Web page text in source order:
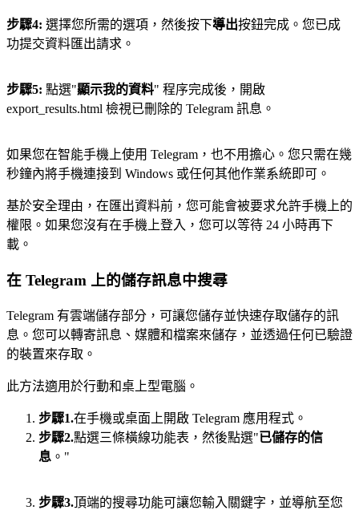
步驟4: 選擇您所需的選項，然後按下導出按鈕完成。您已成
功提交資料匯出請求。
步驟5: 點選"顯示我的資料" 程序完成後，開啟
export_results.html 檢視已刪除的 Telegram 訊息。
如果您在智能手機上使用 Telegram，也不用擔心。您只需在幾
秒鐘內將手機連接到 Windows 或任何其他作業系統即可。
基於安全理由，在匯出資料前，您可能會被要求允許手機上的
權限。如果您沒有在手機上登入，您可以等待 24 小時再下
載。
在 Telegram 上的儲存訊息中搜尋
Telegram 有雲端儲存部分，可讓您儲存並快速存取儲存的訊
息。您可以轉寄訊息、媒體和檔案來儲存，並透過任何已驗證
的裝置來存取。
此方法適用於行動和桌上型電腦。
步驟1.在手機或桌面上開啟 Telegram 應用程式。
步驟2.點選三條橫線功能表，然後點選"已儲存的信
息 。"
步驟3.頂端的搜尋功能可讓您輸入關鍵字，並導航至您